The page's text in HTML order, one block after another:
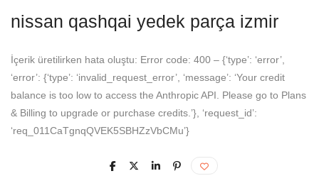
nissan qashqai yedek parça izmir
İçerik üretilirken hata oluştu: Error code: 400 – {‘type’: ‘error’,
‘error’: {‘type’: ‘invalid_request_error’, ‘message’: ‘Your credit
balance is too low to access the Anthropic API. Please go to Plans
& Billing to upgrade or purchase credits.’}, ‘request_id’:
‘req_011CaTgnqQVEK5SBHZzVbCMu’}